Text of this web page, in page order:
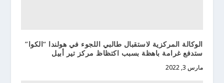
الوكالة المركزية لاستقبال طالبي اللجوء في هولندا “الكوا”
ستدفع غرامة باهظة بسبب اكتظاظ مركز تير أبيل
مارس 3, 2022